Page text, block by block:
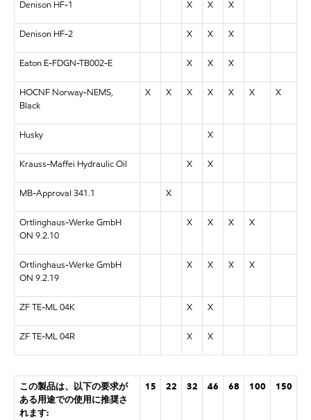
Denison HF-1 X X X
Denison HF-2 X X X
Eaton E-FDGN-TB002-E X X X
HOCNF Norway-NEMS,
Black
X X X X X X X
Husky X
Krauss-Maffei Hydraulic Oil X X
MB-Approval 341.1 X
Ortlinghaus-Werke GmbH
ON 9.2.10
X X X X
Ortlinghaus-Werke GmbH
ON 9.2.19
X X X X
ZF TE-ML 04K X X
ZF TE-ML 04R X X
この製品は、以下の要求が
ある用途での使用に推奨さ
れます:
15 22 32 46 68 100 150